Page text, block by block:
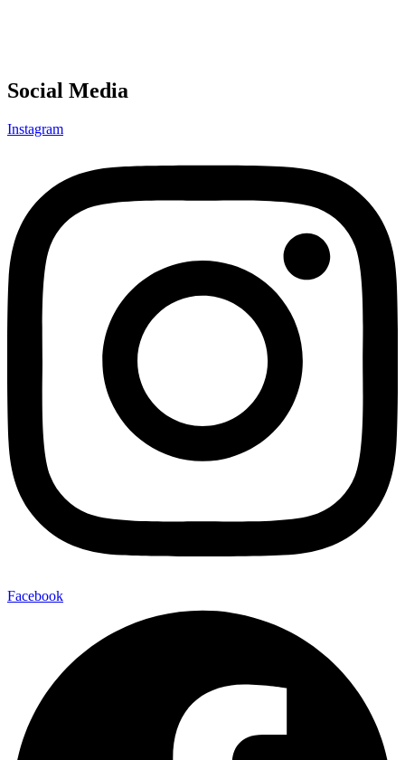
Social Media
Instagram
Facebook